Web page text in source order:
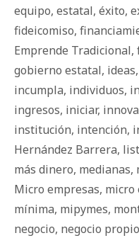
equipo, estatal, éxito,
fideicomiso,
Emprende Tradicional,
gobierno estatal, ideas,
incumpla, individuos,
ingresos, iniciar,
institución, intención,
Hernández Barrera,
más dinero, medianas,
Micro empresas, micro
mínima, mipymes,
negocio, negocio propio